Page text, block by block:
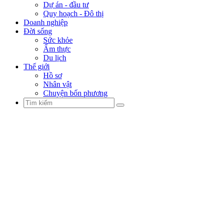
Dự án - đầu tư
Quy hoạch - Đô thị
Doanh nghiệp
Đời sống
Sức khỏe
Ẩm thực
Du lịch
Thế giới
Hồ sơ
Nhân vật
Chuyện bốn phương